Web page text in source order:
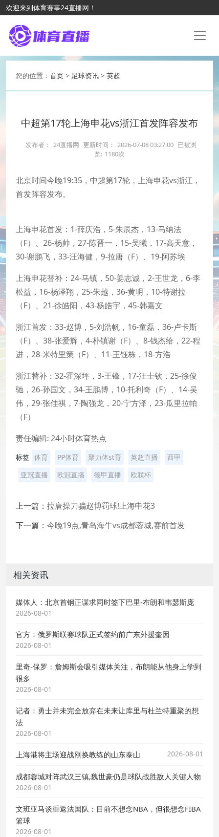
欢迎来到体育赛事24直播网！
您的位置： 首页 > 足球资讯 > 英超
中超第17轮上海申花vs浙江首发阵容发布
发布者： 24直播网 更新时间： 2026-07-08 03:27:00 已被浏
览: 1180次
北京时间今晚19:35，中超第17轮，上海申花vs浙江，
首发阵容发布。
上海申花首发：1-薛庆浩，5-朱辰杰，13-马纳法
（F）、26-杨帅，27-陈晋一，15-吴曦，17-高天意，
30-谢鹏飞，33-汪海健，9-拉唐（F）、19-阿苏埃
上海申花替补：24-马镇，50-姜志诚，2-王世龙，6-李
松益，16-杨泽翔，25-朱越，36-黄明，10-特谢拉
（F）、21-徐皓阳，43-杨皓宇，45-韩嘉文
浙江首发：33-赵博，5-刘浩帆，16-童磊，36-卢卡斯
（F）、38-张爱辉，4-朴镇谢（F）、8-钱杰给，22-程
进，28-米特里策（F）、11-王钰栋，18-方浩
浙江替补：32-霍深坪，3-王锋，17-汪士钦，25-徐俊
驰，26-孙国文，34-王鹏博，10-托利奇（F）、14-吴
伟，29-张佳祺，7-陶强龙，20-宁方泽，23-瓜里拉帕
（F）
责任编辑: 24小时体育热点
标签 体育 PP体育 聚力体st育 英超直播
西甲
亚冠直播
欧冠直播 德甲直播 欧联杯
上一篇： 拉唐操刀骗赵博罚球!上海申花3
下一篇： 今晚19点,青岛海牛vs成都蓉城,赛前首发
相关资讯
媒体人：北京首钢正谋求同时签下巴里-布朗和韦瑟斯庞
2026-08-01
官方：俄罗斯联赛球队正式签约前广东外援奎因
2026-08-01
里奇-保罗：詹姆斯会吸引媒体关注，布朗能从他身上学到
很多
2026-08-01
记者：勇士并未完全放弃在未来让库里与杜兰特重聚的想
法
2026-08-01
上海港将主场迎战刚换教练的山东泰山 2026-08-01
成都蓉城对阵武汉三镇,魏世豪仍是球队战胜敌人关键人物
2026-08-01
文班亚马谈重返法国队：目前不想念NBA，但很想念FIBA
篮球
2026-08-01